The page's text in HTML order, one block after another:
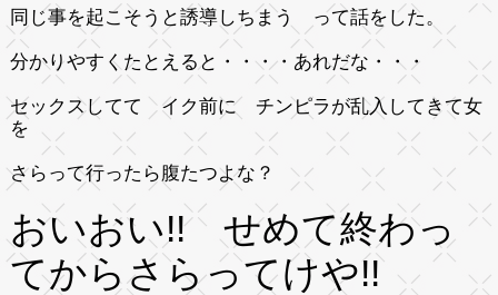
同じ事を起こそうと誘導しちまう って話をした。
分かりやすくたとえると・・・・あれだな・・・
セックスしてて イク前に チンピラが乱入してきて女
を
さらって行ったら腹たつよな？
おいおい!! せめて終わっ
てからさらってけや!!